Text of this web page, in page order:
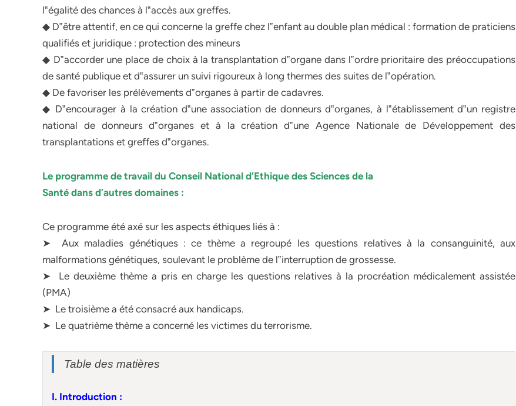
l‟égalité des chances à l‟accès aux greffes.
◆ D‟être attentif, en ce qui concerne la greffe chez l‟enfant au double plan médical : formation de praticiens
qualifiés et juridique : protection des mineurs
◆ D‟accorder une place de choix à la transplantation d‟organe dans l‟ordre prioritaire des préoccupations
de santé publique et d‟assurer un suivi rigoureux à long thermes des suites de l‟opération.
◆ De favoriser les prélèvements d‟organes à partir de cadavres.
◆ D‟encourager à la création d‟une association de donneurs d‟organes, à l‟établissement d‟un registre
national de donneurs d‟organes et à la création d‟une Agence Nationale de Développement des
transplantations et greffes d‟organes.
Le programme de travail du Conseil National d’Ethique des Sciences de la
Santé dans d’autres domaines :
Ce programme été axé sur les aspects éthiques liés à :
➤ Aux maladies génétiques : ce thème a regroupé les questions relatives à la consanguinité, aux
malformations génétiques, soulevant le problème de l‟interruption de grossesse.
➤ Le deuxième thème a pris en charge les questions relatives à la procréation médicalement assistée
(PMA)
➤ Le troisième a été consacré aux handicaps.
➤ Le quatrième thème a concerné les victimes du terrorisme.
Table des matières
I. Introduction :